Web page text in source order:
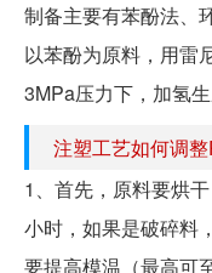
制备主要有苯酚法、
以苯酚为原料，用
3MPa压力下，加氢
注塑工艺如何调
1、首先，原料要烘
小时，如果是破碎料
要提高模温（最高可